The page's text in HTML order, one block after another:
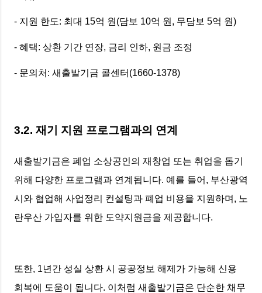
- 지원 한도: 최대 15억 원(담보 10억 원, 무담보 5억 원)
- 혜택: 상환 기간 연장, 금리 인하, 원금 조정
- 문의처: 새출발기금 콜센터(1660-1378)
3.2. 재기 지원 프로그램과의 연계
새출발기금은 폐업 소상공인의 재창업 또는 취업을 돕기
위해 다양한 프로그램과 연계됩니다. 예를 들어, 부산광역
시와 협업해 사업정리 컨설팅과 폐업 비용을 지원하며, 노
란우산 가입자를 위한 도약지원금을 제공합니다.
또한, 1년간 성실 상환 시 공공정보 해제가 가능해 신용
회복에 도움이 됩니다. 이처럼 새출발기금은 단순한 채무